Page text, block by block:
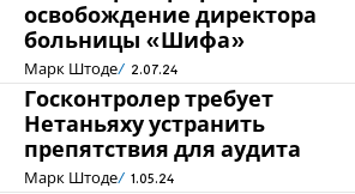
освобождение директора
больницы «Шифа»
Марк Штоде 2.07.24
Госконтролер требует
Нетаньяху устранить
препятствия для аудита
Марк Штоде 1.05.24